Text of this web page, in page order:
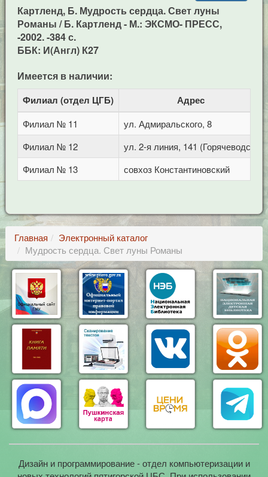
Картленд, Б. Мудрость сердца. Свет луны
Романы / Б. Картленд - М.: ЭКСМО- ПРЕСС,
-2002. -384 с.
ББК: И(Англ) К27
Имеется в наличии:
Филиал (отдел ЦГБ) Адрес
Филиал № 11
ул. Адмиральского, 8
Филиал № 12
ул. 2-я линия, 141 (Горячеводск)
Филиал № 13
совхоз Константиновский
Главная
Электронный каталог
Мудрость сердца. Свет луны Романы
Дизайн и программирование - отдел компьютеризации и